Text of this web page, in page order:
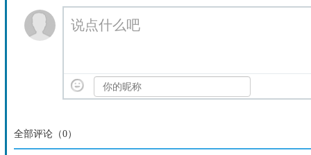
说点什么吧
全部评论（0）